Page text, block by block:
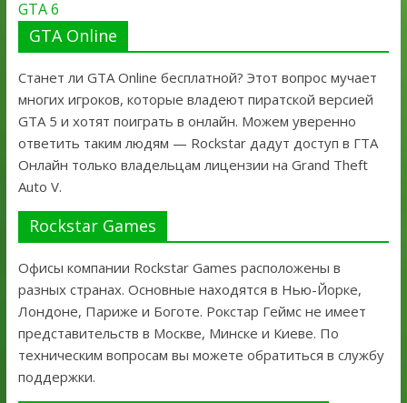
GTA 6
GTA Online
Станет ли GTA Online бесплатной? Этот вопрос мучает
многих игроков, которые владеют пиратской версией
GTA 5 и хотят поиграть в онлайн. Можем уверенно
ответить таким людям — Rockstar дадут доступ в ГТА
Онлайн только владельцам лицензии на Grand Theft
Auto V.
Rockstar Games
Офисы компании Rockstar Games расположены в
разных странах. Основные находятся в Нью-Йорке,
Лондоне, Париже и Боготе. Рокстар Геймс не имеет
представительств в Москве, Минске и Киеве. По
техническим вопросам вы можете обратиться в службу
поддержки.